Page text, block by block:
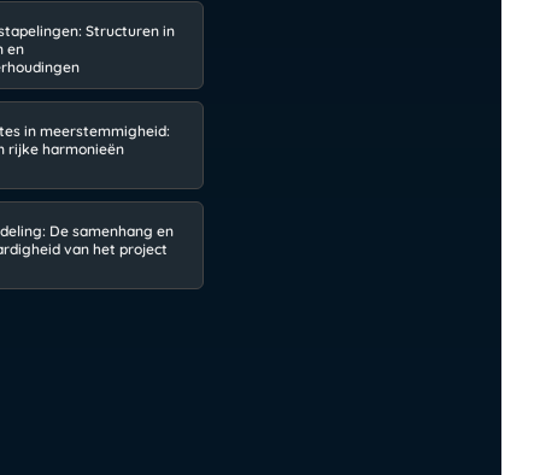
Structuren in
en
in meerstemmigheid:
rijke harmonieën
De samenhang en
van het project